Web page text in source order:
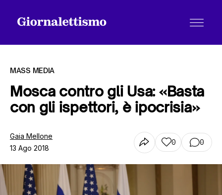
Tutti gli articoli
Chi siamo
Contatti
MASS MEDIA
Mosca contro gli Usa: «Basta
con gli ispettori, è ipocrisia»
Gaia Mellone
13 Ago 2018
0 0